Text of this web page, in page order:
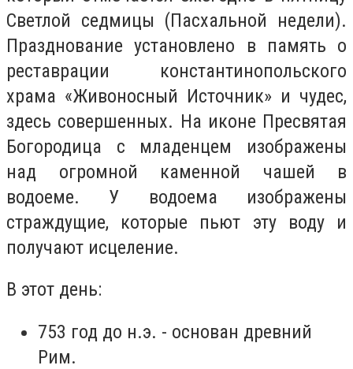
Светлой седмицы (Пасхальной недели).
Празднование установлено в память о
реставрации константинопольского
храма «Живоносный Источник» и чудес,
здесь совершенных. На иконе Пресвятая
Богородица с младенцем изображены
над огромной каменной чашей в
водоеме. У водоема изображены
страждущие, которые пьют эту воду и
получают исцеление.
В этот день:
753 год до н.э. - основан древний
Рим.